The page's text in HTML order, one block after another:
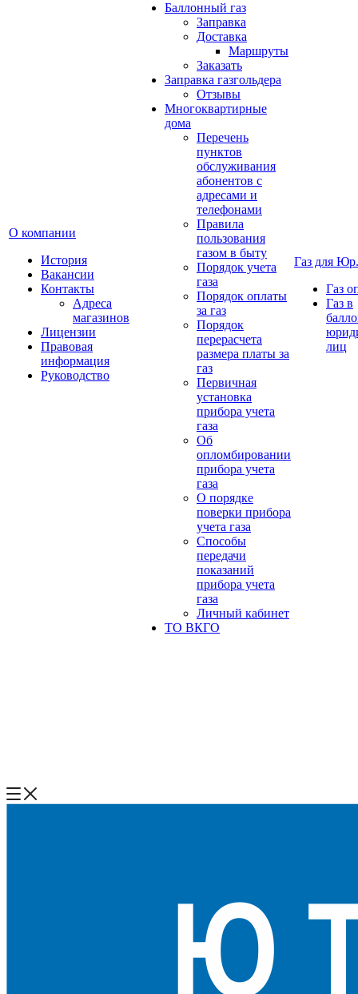
О компании
История
Вакансии
Контакты
Адреса
магазинов
Лицензии
Правовая
информация
Руководство
Баллонный газ
Заправка
Доставка
Маршруты
Заказать
Заправка газгольдера
Отзывы
Многоквартирные
дома
Перечень
пунктов
обслуживания
абонентов с
адресами и
телефонами
Правила
пользования
газом в быту
Порядок учета
газа
Порядок оплаты
за газ
Порядок
перерасчета
размера платы за
газ
Первичная
установка
прибора учета
газа
Об
опломбировании
прибора учета
газа
О порядке
поверки прибора
учета газа
Способы
передачи
показаний
прибора учета
газа
Личный кабинет
ТО ВКГО
Газ для
Газ
Газ в
лиц